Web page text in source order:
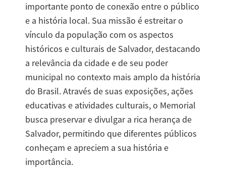
importante ponto de conexão entre o público
e a história local. Sua missão é estreitar o
vínculo da população com os aspectos
históricos e culturais de Salvador, destacando
a relevância da cidade e de seu poder
municipal no contexto mais amplo da história
do Brasil. Através de suas exposições, ações
educativas e atividades culturais, o Memorial
busca preservar e divulgar a rica herança de
Salvador, permitindo que diferentes públicos
conheçam e apreciem a sua história e
importância.